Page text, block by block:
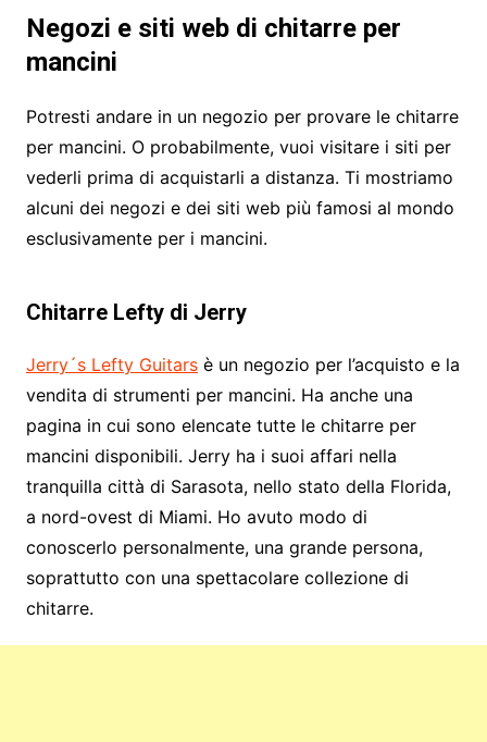
Negozi e siti web di chitarre per
mancini
Potresti andare in un negozio per provare le chitarre
per mancini. O probabilmente, vuoi visitare i siti per
vederli prima di acquistarli a distanza. Ti mostriamo
alcuni dei negozi e dei siti web più famosi al mondo
esclusivamente per i mancini.
Chitarre Lefty di Jerry
Jerry´s Lefty Guitarsè un negozio per l’acquisto e la
vendita di strumenti per mancini. Ha anche una
pagina in cui sono elencate tutte le chitarre per
mancini disponibili. Jerry ha i suoi affari nella
tranquilla città di Sarasota, nello stato della Florida,
a nord-ovest di Miami. Ho avuto modo di
conoscerlo personalmente, una grande persona,
soprattutto con una spettacolare collezione di
chitarre.